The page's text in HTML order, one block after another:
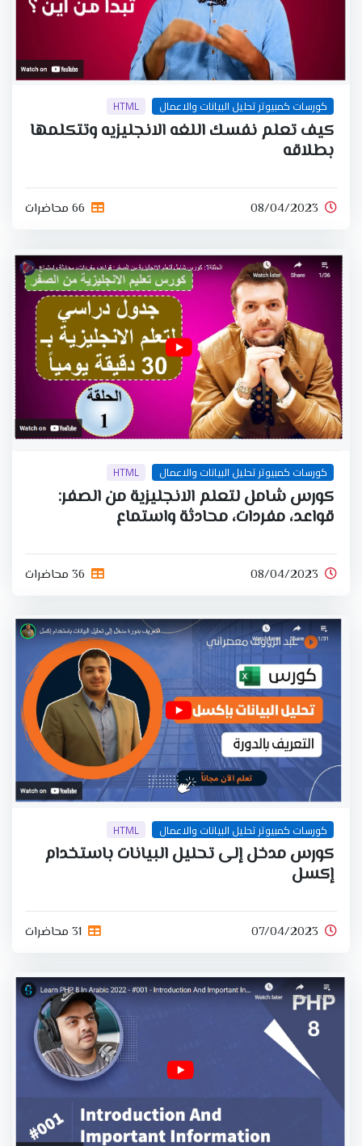
كورسات كمبيوتر تحليل البيانات والاعمال HTML
كيف تعلم نفسك اللغه الانجليزيه وتتكلمها
بطلاقه
08/04/2023 66 محاضرات
كورسات كمبيوتر تحليل البيانات والاعمال HTML
كورس شامل لتعلم الانجليزية من الصفر:
قواعد، مفردات، محادثة واستماع
08/04/2023 36 محاضرات
كورسات كمبيوتر تحليل البيانات والاعمال HTML
كورس مدخل إلى تحليل البيانات باستخدام
إكسل
07/04/2023 31 محاضرات